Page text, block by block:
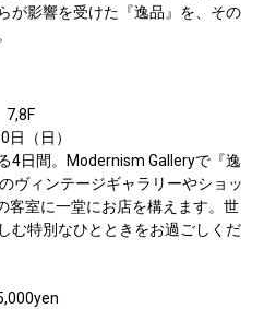
が影響を受けた『逸品』を、その
7,8F
（日）
4日間。Modernism Galleryで『逸
ヴィンテージギャラリーやショッ
客室に一堂にお店を構えます。世
む特別なひとときをお過ごしくだ